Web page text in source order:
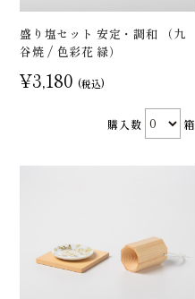
盛り塩セット 安定・調和 （九
谷焼 / 色彩花 緑）
¥3,180 (税込)
購入数 箱